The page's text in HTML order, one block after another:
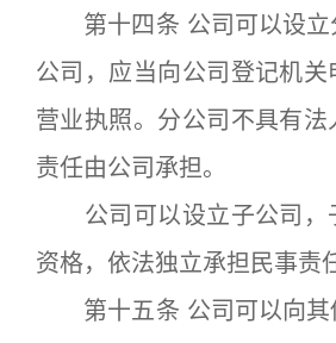
第十四条 公司可以设立
公司，应当向公司登记机
营业执照。分公司不具有
责任由公司承担。
公司可以设立子公司，
资格，依法独立承担民事责
第十五条 公司可以向其